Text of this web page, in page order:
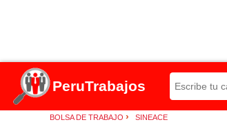
PeruTrabajos
BOLSA DE TRABAJO › SINEACE